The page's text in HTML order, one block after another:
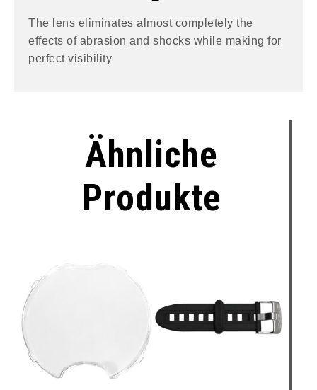
The lens eliminates almost completely the
effects of abrasion and shocks while making for
perfect visibility
Ähnliche
Produkte